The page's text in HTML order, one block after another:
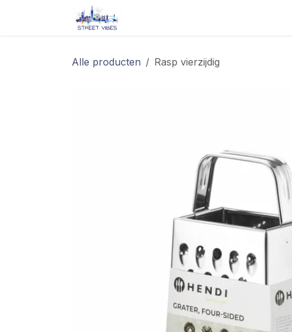
Overslaan naar inhoud
Alle producten Rasp vierzijdig